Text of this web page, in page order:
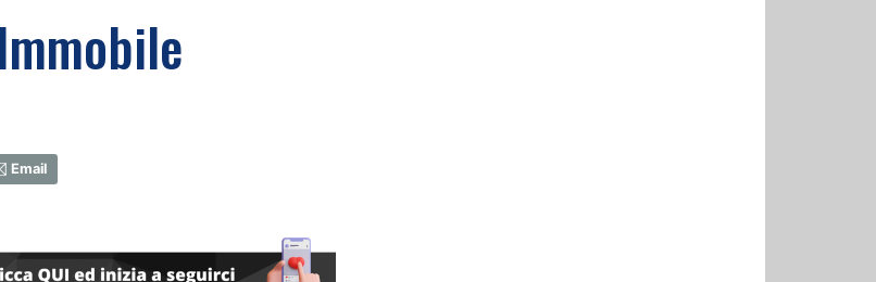
Email